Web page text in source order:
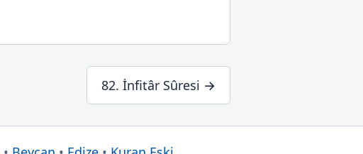
82. İnfitâr Sûresi →